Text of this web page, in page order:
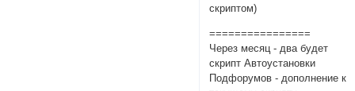
скриптом)
================
Через месяц - два будет
скрипт Автоустановки
Подфорумов - дополнение к